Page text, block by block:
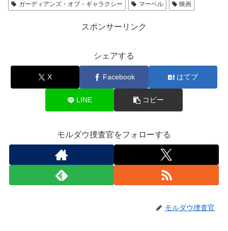
ガーディアンズ・オブ・ギャラクシー
マーベル 映画
スポンサーリンク
シェアする
X Facebook はてブ
LINE コピー
モルダウ捜査官をフォローする
モルダウ捜査官